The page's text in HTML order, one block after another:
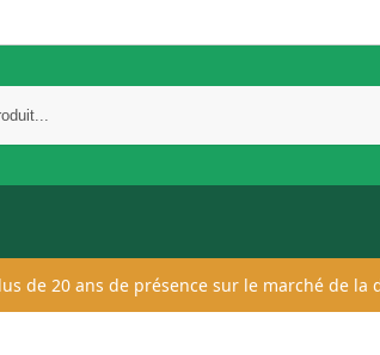
de 20 ans de présence sur le marché de